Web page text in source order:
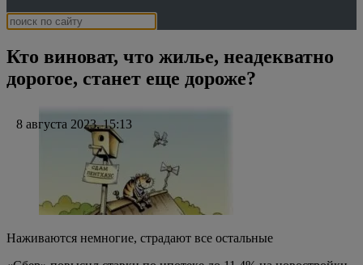
Кто виноват, что жилье, неадекватно
дорогое, станет еще дороже?
8 августа 2023, 15:13
Наживаются немногие, страдают все остальные